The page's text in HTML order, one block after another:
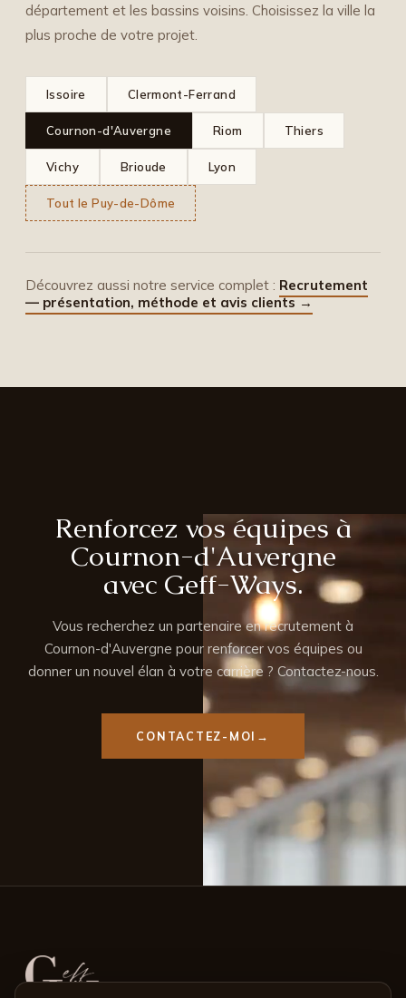
département et les bassins voisins. Choisissez la ville la
plus proche de votre projet.
Issoire Clermont-Ferrand
Cournon-d'Auvergne Riom Thiers
Vichy Brioude Lyon
Tout le Puy-de-Dôme
Découvrez aussi notre service complet : Recrutement
— présentation, méthode et avis clients →
Renforcez vos équipes à
Cournon-d'Auvergne
avec Geff-Ways.
Vous recherchez un partenaire en recrutement à
Cournon-d'Auvergne pour renforcer vos équipes ou
donner un nouvel élan à votre carrière ? Contactez-nous.
CONTACTEZ-MOI